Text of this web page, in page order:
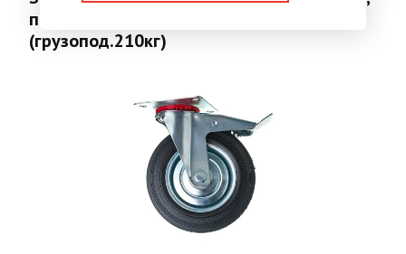
поворотная с тормозом 250 мм
(грузопод.210кг)